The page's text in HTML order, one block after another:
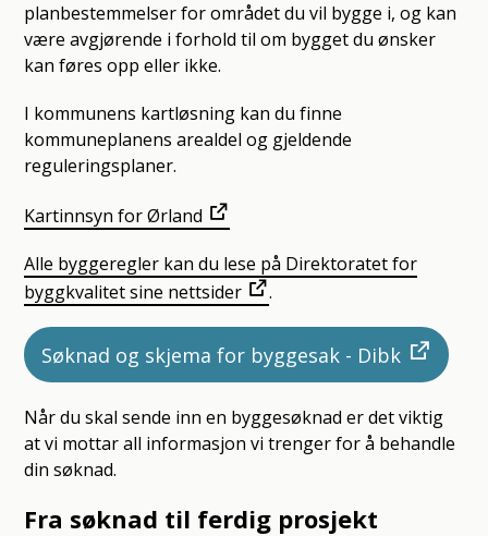
planbestemmelser for området du vil bygge i, og kan
være avgjørende i forhold til om bygget du ønsker
kan føres opp eller ikke.
I kommunens kartløsning kan du finne
kommuneplanens arealdel og gjeldende
reguleringsplaner.
Kartinnsyn for Ørland
Alle byggeregler kan du lese på Direktoratet for
byggkvalitet sine nettsider
.
Søknad og skjema for byggesak - Dibk
Når du skal sende inn en byggesøknad er det viktig
at vi mottar all informasjon vi trenger for å behandle
din søknad.
Fra søknad til ferdig prosjekt